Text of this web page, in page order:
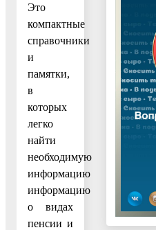
Это
компактные
справочники
и
памятки,
в
которых
легко
найти
необходимую
информацию
информацию
о видах
пенсии и